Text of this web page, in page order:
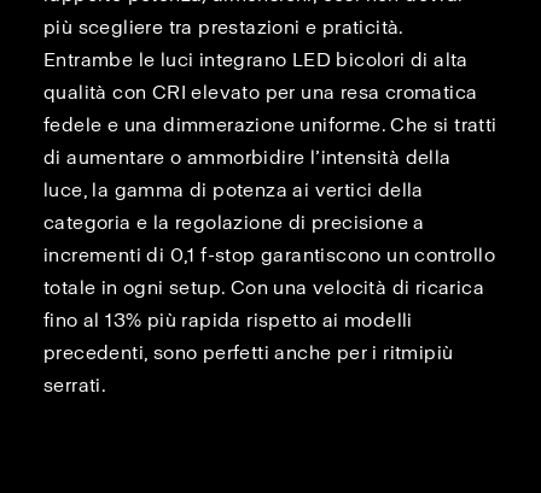
più scegliere tra prestazioni e praticità.
Entrambe le luci integrano LED bicolori di alta
qualità con CRI elevato per una resa cromatica
fedele e una dimmerazione uniforme. Che si tratti
di aumentare o ammorbidire l’intensità della
luce, la gamma di potenza ai vertici della
categoria e la regolazione di precisione a
incrementi di 0,1 f-stop garantiscono un controllo
totale in ogni setup. Con una velocità di ricarica
fino al 13% più rapida rispetto ai modelli
precedenti, sono perfetti anche per i ritmipiù
serrati.